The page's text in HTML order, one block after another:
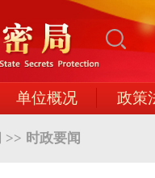
单位概况 政策
>> 时政要闻